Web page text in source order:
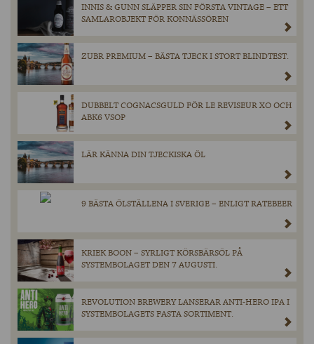
INNIS & GUNN SLÄPPER SIN FÖRSTA VINTAGE – ETT
SAMLAROBJEKT FÖR KONNÄSSÖREN
ZUBR PREMIUM – BÄSTA TJECK I STORT BLINDTEST.
DUBBELT COGNACSGULD FÖR LE REVISEUR XO OCH
ABK6 VSOP
LÄR KÄNNA DIN TJECKISKA ÖL
9 BÄSTA ÖLSTÄLLENA I SVERIGE – ENLIGT RATEBEER
KRIEK BOON – SYRLIGT KÖRSBÄRSÖL PÅ
SYSTEMBOLAGET DEN 7 AUGUSTI.
REVOLUTION BREWERY LANSERAR ANTI-HERO IPA I
SYSTEMBOLAGETS FASTA SORTIMENT.